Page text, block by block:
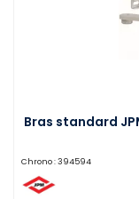
Bras standard
Chrono : 394594